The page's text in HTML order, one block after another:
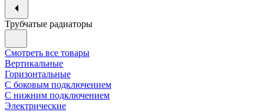
Трубчатые радиаторы
Смотреть все товары
Вертикальные
Горизонтальные
С боковым подключением
С нижним подключением
Электрические